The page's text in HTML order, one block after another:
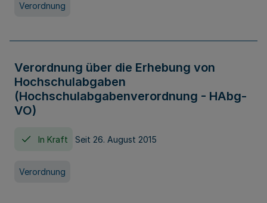
Verordnung
Verordnung über die Erhebung von
Hochschulabgaben
(Hochschulabgabenverordnung - HAbg-
VO)
In Kraft Seit 26. August 2015
Verordnung